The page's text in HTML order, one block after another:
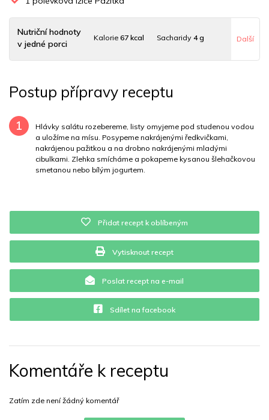
Nutriční hodnoty
v jedné porci
Kalorie 67 kcal Sacharidy4 g
Uhlovodany 2 g Cholesterol 12.9 mg
Draslík 135 mg Vláknina 3398.7 mg
Vitamín A3398.7 mg Vitamín B60 mg
Vitamín B120 mg Vitamín C
Další
Postup přípravy receptu
1
Hlávky salátu rozebereme, listy omyjeme pod studenou vodou
a uložíme na mísu. Posypeme nakrájenými ředkvičkami,
nakrájenou pažitkou a na drobno nakrájenými mladými
cibulkami. Zlehka smícháme a pokapeme kysanou šlehačkovou
smetanou nebo bílým jogurtem.
Přidat recept k oblíbeným
Vytisknout recept
Poslat recept na e-mail
Sdílet na facebook
Komentáře k receptu
Zatím zde není žádný komentář